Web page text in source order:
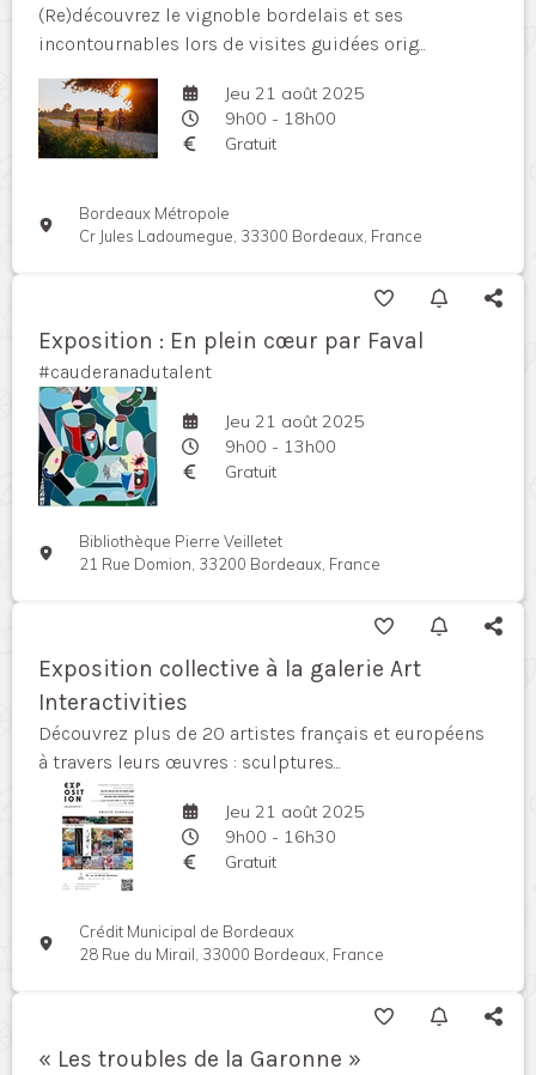
(Re)découvrez le vignoble bordelais et ses
incontournables lors de visites guidées orig...
Jeu 21 août 2025
9h00 - 18h00
Gratuit
Bordeaux Métropole
Cr Jules Ladoumegue, 33300 Bordeaux, France
Exposition : En plein cœur par Faval
#cauderanadutalent
Jeu 21 août 2025
9h00 - 13h00
Gratuit
Bibliothèque Pierre Veilletet
21 Rue Domion, 33200 Bordeaux, France
Exposition collective à la galerie Art
Interactivities
Découvrez plus de 20 artistes français et européens
à travers leurs œuvres : sculptures...
Jeu 21 août 2025
9h00 - 16h30
Gratuit
Crédit Municipal de Bordeaux
28 Rue du Mirail, 33000 Bordeaux, France
« Les troubles de la Garonne »